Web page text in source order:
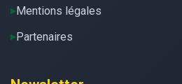
Mentions légales
Partenaires